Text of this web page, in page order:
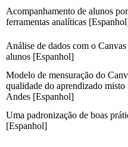
Acompanhamento de alunos
ferramentas analíticas
Análise de dados com o
alunos [Espanhol]
Modelo de mensuração do
qualidade do aprendizado
Andes [Espanhol]
Uma padronização de boas
[Espanhol]